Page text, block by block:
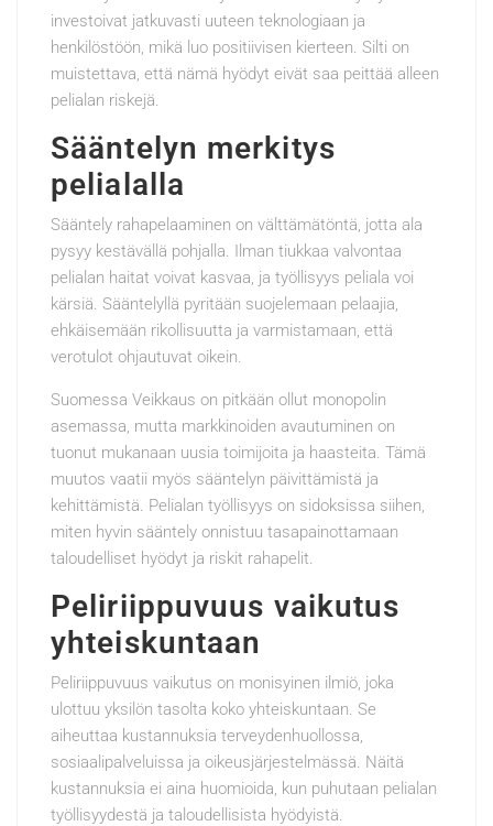
investoivat jatkuvasti uuteen teknologiaan ja
henkilöstöön, mikä luo positiivisen kierteen. Silti on
muistettava, että nämä hyödyt eivät saa peittää alleen
pelialan riskejä.
Sääntelyn merkitys
pelialalla
Sääntely rahapelaaminen on välttämätöntä, jotta ala
pysyy kestävällä pohjalla. Ilman tiukkaa valvontaa
pelialan haitat voivat kasvaa, ja työllisyys peliala voi
kärsiä. Sääntelyllä pyritään suojelemaan pelaajia,
ehkäisemään rikollisuutta ja varmistamaan, että
verotulot ohjautuvat oikein.
Suomessa Veikkaus on pitkään ollut monopolin
asemassa, mutta markkinoiden avautuminen on
tuonut mukanaan uusia toimijoita ja haasteita. Tämä
muutos vaatii myös sääntelyn päivittämistä ja
kehittämistä. Pelialan työllisyys on sidoksissa siihen,
miten hyvin sääntely onnistuu tasapainottamaan
taloudelliset hyödyt ja riskit rahapelit.
Peliriippuvuus vaikutus
yhteiskuntaan
Peliriippuvuus vaikutus on monisyinen ilmiö, joka
ulottuu yksilön tasolta koko yhteiskuntaan. Se
aiheuttaa kustannuksia terveydenhuollossa,
sosiaalipalveluissa ja oikeusjärjestelmässä. Näitä
kustannuksia ei aina huomioida, kun puhutaan pelialan
työllisyydestä ja taloudellisista hyödyistä.